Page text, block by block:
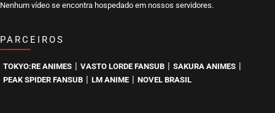
Nenhum vídeo se encontra hospedado em nossos servidores.
PARCEIROS
TOKYO:RE ANIMES VASTO LORDE FANSUB SAKURA ANIMES
PEAK SPIDER FANSUB LM ANIME NOVEL BRASIL